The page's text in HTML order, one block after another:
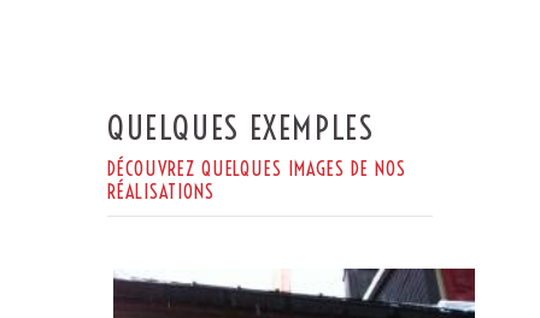
QUELQUES EXEMPLES
DÉCOUVREZ QUELQUES IMAGES DE NOS
RÉALISATIONS